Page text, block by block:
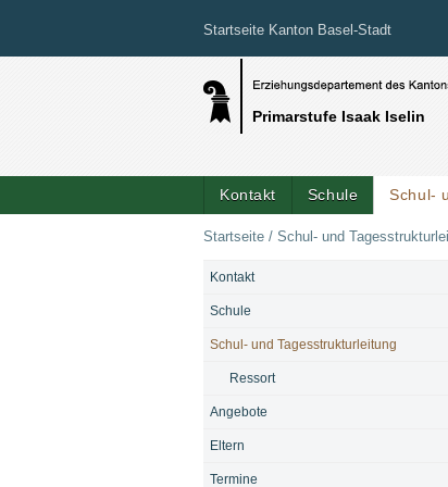
Startseite Kanton Basel-Stadt
Primarstufe Isaak Iselin
Kontakt Schule Schul-
Startseite / Schul- und
NAVIGATION
Kontakt
Schule
Schul- und Tagesstrukturleitung
Ressort
Angebote
Eltern
Termine